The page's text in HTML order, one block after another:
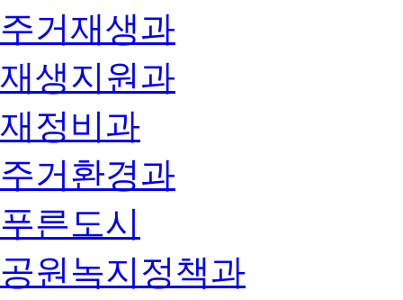
주거재생과
재생지원과
재정비과
주거환경과
푸른도시
공원녹지정책과